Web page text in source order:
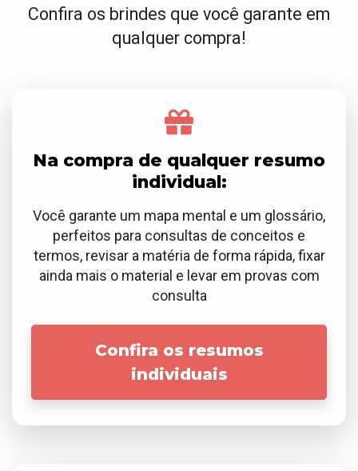
Confira os brindes que você garante em
qualquer compra!
Na compra de qualquer resumo
individual:
Você garante um mapa mental e um glossário,
perfeitos para consultas de conceitos e
termos, revisar a matéria de forma rápida, fixar
ainda mais o material e levar em provas com
consulta
Confira os resumos
individuais